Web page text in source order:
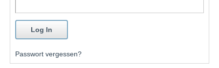
Passwort vergessen?